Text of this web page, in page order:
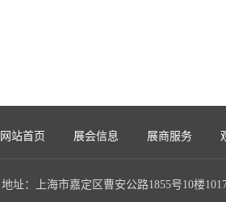
网站首页 展会信息 展商服务
地址：上海市嘉定区曹安公路1855号10楼